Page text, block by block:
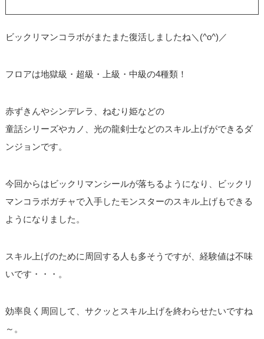
ビックリマンコラボがまたまた復活しましたね＼(^o^)／
フロアは地獄級・超級・上級・中級の4種類！
赤ずきんやシンデレラ、ねむり姫などの
童話シリーズやカノ、光の龍剣士などのスキル上げができるダ
ンジョンです。
今回からはビックリマンシールが落ちるようになり、ビックリ
マンコラボガチャで入手したモンスターのスキル上げもできる
ようになりました。
スキル上げのために周回する人も多そうですが、経験値は不味
いです・・・。
効率良く周回して、サクッとスキル上げを終わらせたいですね
～。